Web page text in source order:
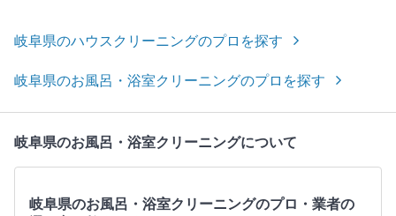
岐阜県のハウスクリーニングのプロを探す
岐阜県のお風呂・浴室クリーニングのプロを探す
岐阜県のお風呂・浴室クリーニングについて
岐阜県のお風呂・浴室クリーニングのプロ・業者の